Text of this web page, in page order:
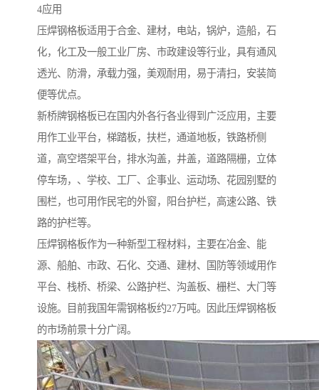
4应用
压焊钢格板适用于合金、建材，电站，锅炉，造船，石
化，化工及一般工业厂房、市政建设等行业，具有通风
透光、防滑，承载力强，美观耐用，易于清扫，安装简
便等优点。
新桥牌钢格板已在国内外各行各业得到广泛应用，主要
用作工业平台，梯踏板，扶栏，通道地板，铁路桥侧
道，高空塔架平台，排水沟盖，井盖，道路隔栅，立体
停车场，、学校、工厂、企事业、运动场、花园别墅的
围栏，也可用作民宅的外窗，阳台护栏，高速公路、铁
路的护栏等。
压焊钢格板作为一种新型工程材料，主要在冶金、能
源、船舶、市政、石化、交通、建材、国防等领域用作
平台、栈桥、桥梁、公路护栏、沟盖板、栅栏、大门等
设施。目前我国年需钢格板约27万吨。因此压焊钢格板
的市场前景十分广阔。